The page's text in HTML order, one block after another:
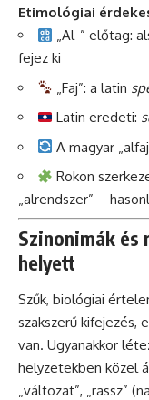
Etimológiai
„Al-” előtag:
fejez ki
„Faj”: a latin
Latin eredeti:
A magyar
Rokon
„alrendszer” –
Szinonimák és
helyett
Szűk, biológiai
szakszerű kifejezés,
van. Ugyanakkor
helyzetekben közel
„változat”, „rassz”